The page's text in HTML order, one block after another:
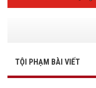
TỘI PHẠM BÀI VIẾT